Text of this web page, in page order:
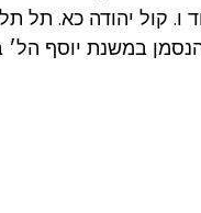
ו. קול יהודה כא. תל
במשנת יוסף הל׳